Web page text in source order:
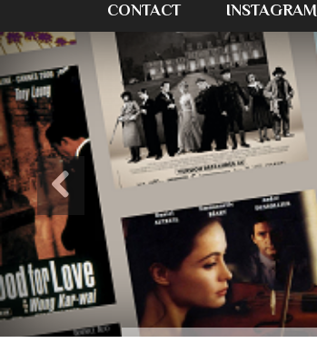
CONTACT INSTAGRAM